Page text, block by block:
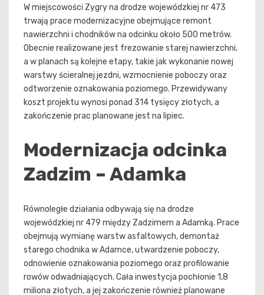
W miejscowości Zygry na drodze wojewódzkiej nr 473
trwają prace modernizacyjne obejmujące remont
nawierzchni i chodników na odcinku około 500 metrów.
Obecnie realizowane jest frezowanie starej nawierzchni,
a w planach są kolejne etapy, takie jak wykonanie nowej
warstwy ścieralnej jezdni, wzmocnienie poboczy oraz
odtworzenie oznakowania poziomego. Przewidywany
koszt projektu wynosi ponad 314 tysięcy złotych, a
zakończenie prac planowane jest na lipiec.
Modernizacja odcinka
Zadzim – Adamka
Równoległe działania odbywają się na drodze
wojewódzkiej nr 479 między Zadzimem a Adamką. Prace
obejmują wymianę warstw asfaltowych, demontaż
starego chodnika w Adamce, utwardzenie poboczy,
odnowienie oznakowania poziomego oraz profilowanie
rowów odwadniających. Cała inwestycja pochłonie 1,8
miliona złotych, a jej zakończenie również planowane